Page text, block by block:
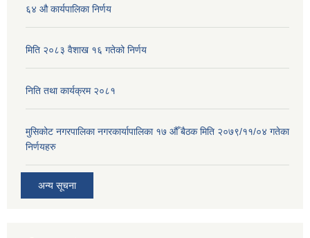
६४ औ कार्यपालिका निर्णय
मिति २०८३ वैशाख १६ गतेको निर्णय
निति तथा कार्यक्रम २०८१
मुसिकोट नगरपालिका नगरकार्यापालिका १७ औँ बैठक मिति २०७९/११/०४ गतेका
निर्णयहरु
अन्य सूचना